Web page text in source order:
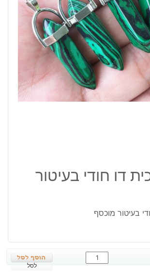
דו חודי בעיטור
בעיטור מוכסף
כמות
של
לסל